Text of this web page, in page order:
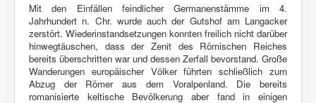
Mit den Einfällen feindlicher Germanenstämme im 4.
Jahrhundert n. Chr. wurde auch der Gutshof am Langacker
zerstört. Wiederinstandsetzungen konnten freilich nicht darüber
hinwegtäuschen, dass der Zenit des Römischen Reiches
bereits überschritten war und dessen Zerfall bevorstand. Große
Wanderungen europäischer Völker führten schließlich zum
Abzug der Römer aus dem Voralpenland. Die bereits
romanisierte keltische Bevölkerung aber fand in einigen